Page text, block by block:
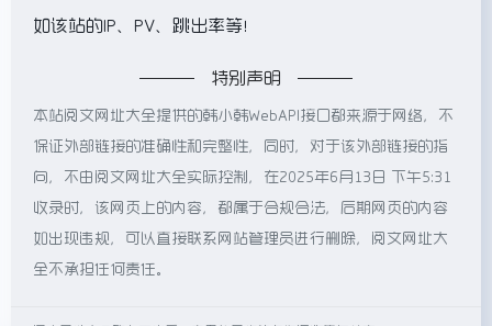
如该站的IP、PV、跳出率等！
特别声明
本站阅文网址大全提供的韩小韩WebAPI接口都来源于网络，不
保证外部链接的准确性和完整性，同时，对于该外部链接的指
向，不由阅文网址大全实际控制，在2025年6月13日 下午5:31
收录时，该网页上的内容，都属于合规合法，后期网页的内容
如出现违规，可以直接联系网站管理员进行删除，阅文网址大
全不承担任何责任。